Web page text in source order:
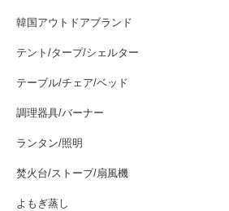
韓国アウトドアブランド
テント/タープ/シェルター
テーブル/チェア/ベッド
調理器具/バーナー
ランタン/照明
焚火台/ストーブ/扇風機
よもぎ蒸し